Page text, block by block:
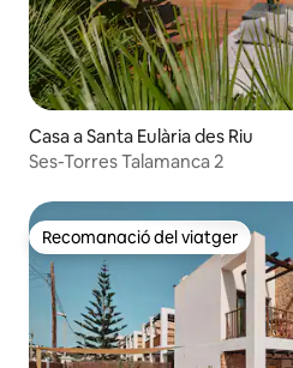
Casa a Santa Eulària des Riu
Ses-Torres Talamanca 2
Recomanació del viatger
Recomanació del viatger